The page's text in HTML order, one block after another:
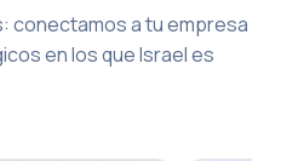
conectamos a tu empresa
en los que Israel es